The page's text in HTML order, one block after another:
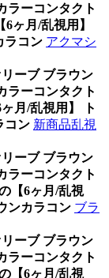
ラーコンタクト
ヶ月/乱視用】
ラコン アクマシ
ーブ ブラウン
ラーコンタクト
月/乱視用】 ト
コン 新商品乱視
ーブ ブラウン
ラーコンタクト
【6ヶ月/乱視
ンカラコン ブラ
ーブ ブラウン
ラーコンタクト
【6ヶ月/乱視